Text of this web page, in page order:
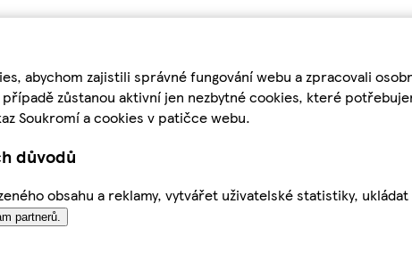
abychom zajistili správné fungování webu a zpracovali
zůstanou aktivní jen nezbytné cookies, které
Soukromí a cookies v patičce webu.
důvodů
obsahu a reklamy, vytvářet uživatelské statistiky,
partnerů.